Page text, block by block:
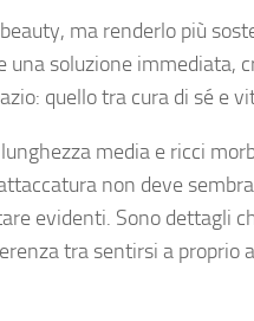
ma renderlo più
soluzione immediata,
quello tra cura di sé e
media e ricci
non deve
evidenti. Sono dettagli
tra sentirsi a proprio